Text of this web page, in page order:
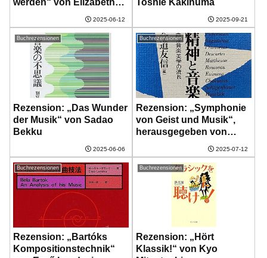
2025-06-12 2025-09-21
Buchrezensionen
Rezension: „Das Wunder
der Musik“ von Sadao
Bekku
2025-06-06
Buchrezensionen
Rezension: „Symphonie
von Geist und Musik“,
herausgegeben von
Tomonobu Imamichi
2025-07-12
Buchrezensionen
Rezension: „Bartóks
Kompositionstechnik“
Buchrezensionen
Rezension: „Hört
Klassik!“ von Kyo